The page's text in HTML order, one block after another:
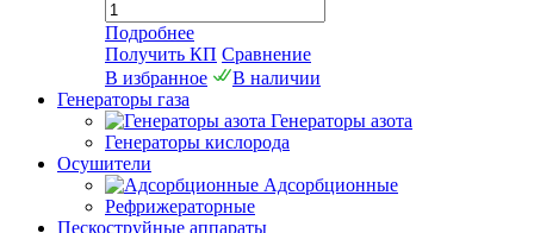
Подробнее
Получить КП Сравнение
В избранное
В наличии
Генераторы газа
Генераторы азота
Генераторы кислорода
Осушители
Адсорбционные
Рефрижераторные
Пескоструйные аппараты